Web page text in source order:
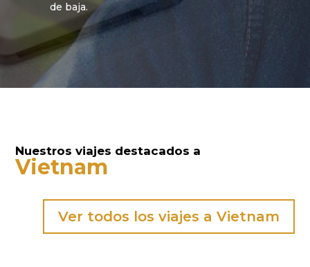
de baja.
Nuestros viajes destacados a
Vietnam
Ver todos los viajes a Vietnam